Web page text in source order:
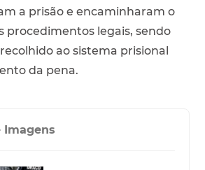
a prisão e encaminharam o
procedimentos legais, sendo
ao sistema prisional
da pena.
Imagens